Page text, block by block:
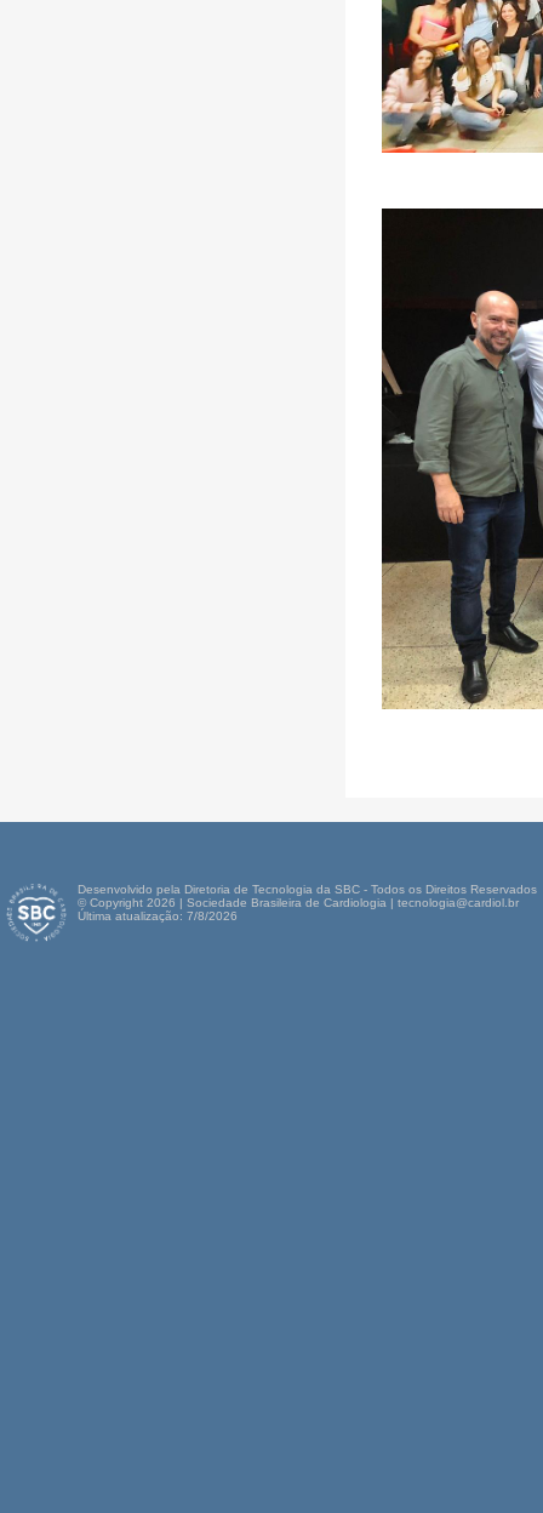
Desenvolvido pela Diretoria de Tecnologia da SBC - Todos os Direitos Reservados
© Copyright 2026 | Sociedade Brasileira de Cardiologia | tecnologia@cardiol.br
Última atualização: 7/8/2026